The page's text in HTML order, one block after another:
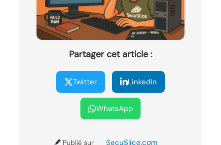
Partager cet article :
Twitter LinkedIn
WhatsApp
Publié sur SecuSlice.com